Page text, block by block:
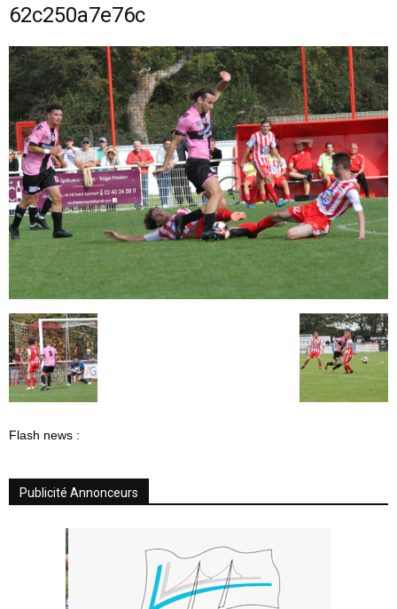
62c250a7e76c
Flash news :
Publicité Annonceurs